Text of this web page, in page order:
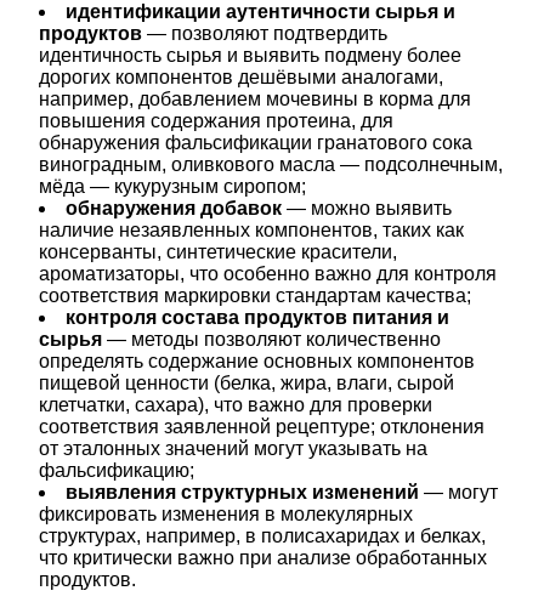
идентификации аутентичности сырья и
продуктов — позволяют подтвердить
идентичность сырья и выявить подмену более
дорогих компонентов дешёвыми аналогами,
например, добавлением мочевины в корма для
повышения содержания протеина, для
обнаружения фальсификации гранатового сока
виноградным, оливкового масла — подсолнечным,
мёда — кукурузным сиропом;
обнаружения добавок — можно выявить
наличие незаявленных компонентов, таких как
консерванты, синтетические красители,
ароматизаторы, что особенно важно для контроля
соответствия маркировки стандартам качества;
контроля состава продуктов питания и
сырья — методы позволяют количественно
определять содержание основных компонентов
пищевой ценности (белка, жира, влаги, сырой
клетчатки, сахара), что важно для проверки
соответствия заявленной рецептуре; отклонения
от эталонных значений могут указывать на
фальсификацию;
выявления структурных изменений — могут
фиксировать изменения в молекулярных
структурах, например, в полисахаридах и белках,
что критически важно при анализе обработанных
продуктов.